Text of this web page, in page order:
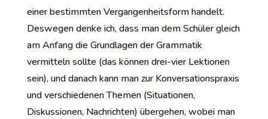
einer bestimmten Vergangenheitsform handelt.
Deswegen denke ich, dass man dem Schüler gleich
am Anfang die Grundlagen der Grammatik
vermitteln sollte (das können drei-vier Lektionen
sein), und danach kann man zur Konversationspraxis
und verschiedenen Themen (Situationen,
Diskussionen, Nachrichten) übergehen, wobei man